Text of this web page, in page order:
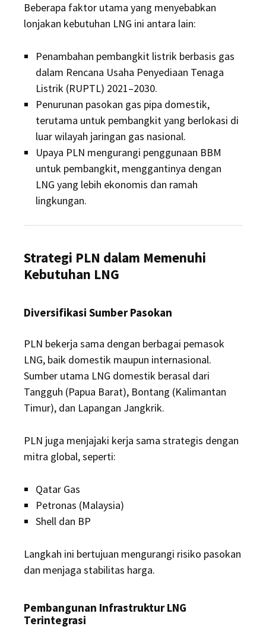
Beberapa faktor utama yang menyebabkan
lonjakan kebutuhan LNG ini antara lain:
Penambahan pembangkit listrik berbasis gas
dalam Rencana Usaha Penyediaan Tenaga
Listrik (RUPTL) 2021–2030.
Penurunan pasokan gas pipa domestik,
terutama untuk pembangkit yang berlokasi di
luar wilayah jaringan gas nasional.
Upaya PLN mengurangi penggunaan BBM
untuk pembangkit, menggantinya dengan
LNG yang lebih ekonomis dan ramah
lingkungan.
Strategi PLN dalam Memenuhi
Kebutuhan LNG
Diversifikasi Sumber Pasokan
PLN bekerja sama dengan berbagai pemasok
LNG, baik domestik maupun internasional.
Sumber utama LNG domestik berasal dari
Tangguh (Papua Barat), Bontang (Kalimantan
Timur), dan Lapangan Jangkrik.
PLN juga menjajaki kerja sama strategis dengan
mitra global, seperti:
Qatar Gas
Petronas (Malaysia)
Shell dan BP
Langkah ini bertujuan mengurangi risiko pasokan
dan menjaga stabilitas harga.
Pembangunan Infrastruktur LNG
Terintegrasi